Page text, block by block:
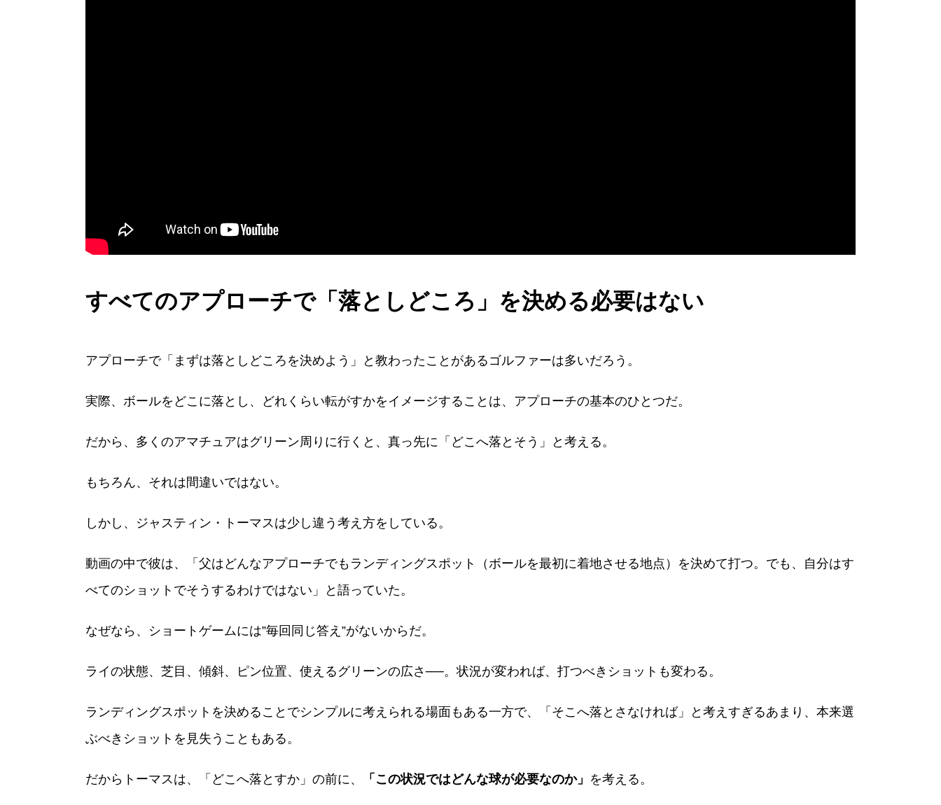
すべてのアプローチで「落としどころ」を決める必要はない
アプローチで「まずは落としどころを決めよう」と教わったことがあるゴルファーは多いだろう。
実際、ボールをどこに落とし、どれくらい転がすかをイメージすることは、アプローチの基本のひとつだ。
だから、多くのアマチュアはグリーン周りに行くと、真っ先に「どこへ落とそう」と考える。
もちろん、それは間違いではない。
しかし、ジャスティン・トーマスは少し違う考え方をしている。
動画の中で彼は、「父はどんなアプローチでもランディングスポット（ボールを最初に着地させる地点）を決めて打つ。でも、自分はす
べてのショットでそうするわけではない」と語っていた。
なぜなら、ショートゲームには”毎回同じ答え”がないからだ。
ライの状態、芝目、傾斜、ピン位置、使えるグリーンの広さ──。状況が変われば、打つべきショットも変わる。
ランディングスポットを決めることでシンプルに考えられる場面もある一方で、「そこへ落とさなければ」と考えすぎるあまり、本来選
ぶべきショットを見失うこともある。
だからトーマスは、「どこへ落とすか」の前に、 「この状況ではどんな球が必要なのか」 を考える。